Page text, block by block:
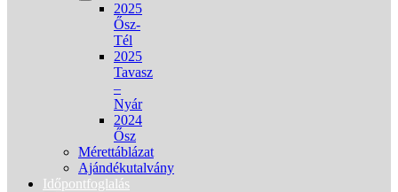
2025
Ősz-
Tél
2025
Tavasz
–
Nyár
2024
Ősz
Mérettáblázat
Ajándékutalvány
Időpontfoglalás